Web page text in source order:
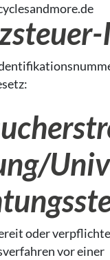
oder
vor einer